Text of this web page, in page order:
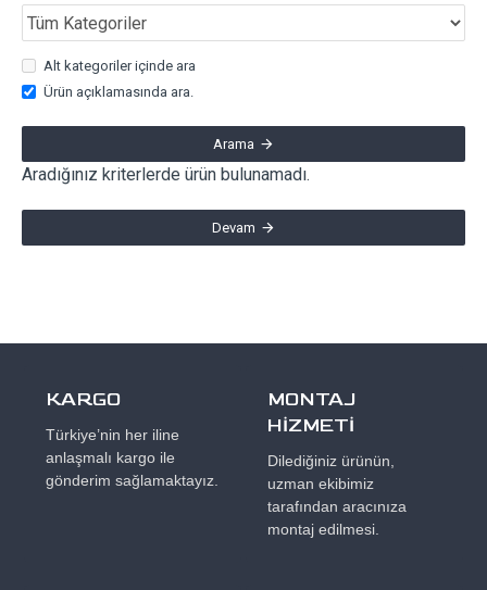
Alt kategoriler içinde ara
Ürün açıklamasında ara.
Arama
Aradığınız kriterlerde ürün bulunamadı.
Devam
KARGO
Türkiye’nin her iline
anlaşmalı kargo ile
gönderim sağlamaktayız.
MONTAJ
HİZMETİ
Dilediğiniz ürünün,
uzman ekibimiz
tarafından aracınıza
montaj edilmesi.